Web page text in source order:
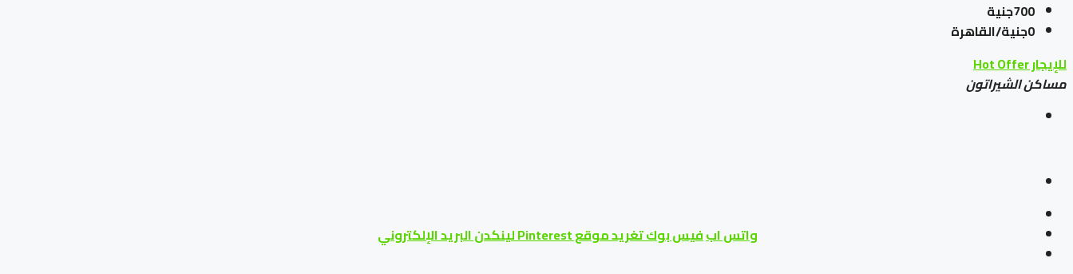
700جنية
0جنية/القاهرة
للإيجارHot Offer
مساكن الشيراتون
واتس ابفيس بوكتغريدموقع Pinterest لينكدنالبريد الإلكتروني